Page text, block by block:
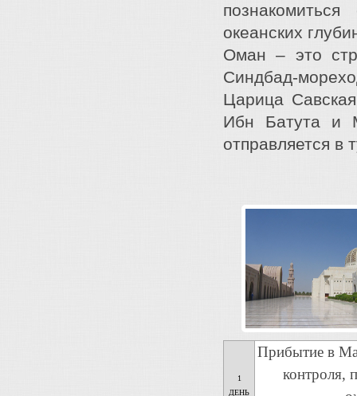
океанских
Оман – это
Синдбад-
Царица
Ибн Батута и
отправляется
1
ДЕНЬ
Прибытие в
контроля,